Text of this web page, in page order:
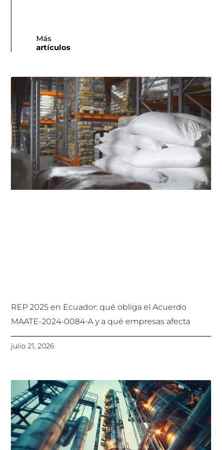
Más
artículos
REP 2025 en Ecuador: qué obliga el Acuerdo
MAATE-2024-0084-A y a qué empresas afecta
julio 21, 2026